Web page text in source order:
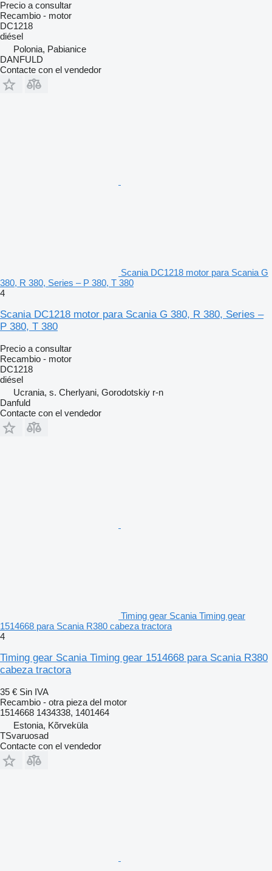
Precio a consultar
Recambio - motor
DC1218
diésel
Polonia, Pabianice
DANFULD
Contacte con el vendedor
Scania DC1218 motor para Scania G
380, R 380, Series – P 380, T 380
4
Scania DC1218 motor para Scania G 380, R 380, Series –
P 380, T 380
Precio a consultar
Recambio - motor
DC1218
diésel
Ucrania, s. Cherlyani, Gorodotskiy r-n
Danfuld
Contacte con el vendedor
Timing gear Scania Timing gear
1514668 para Scania R380 cabeza tractora
4
Timing gear Scania Timing gear 1514668 para Scania R380
cabeza tractora
35 € Sin IVA
Recambio - otra pieza del motor
1514668 1434338, 1401464
Estonia, Kõrveküla
TSvaruosad
Contacte con el vendedor